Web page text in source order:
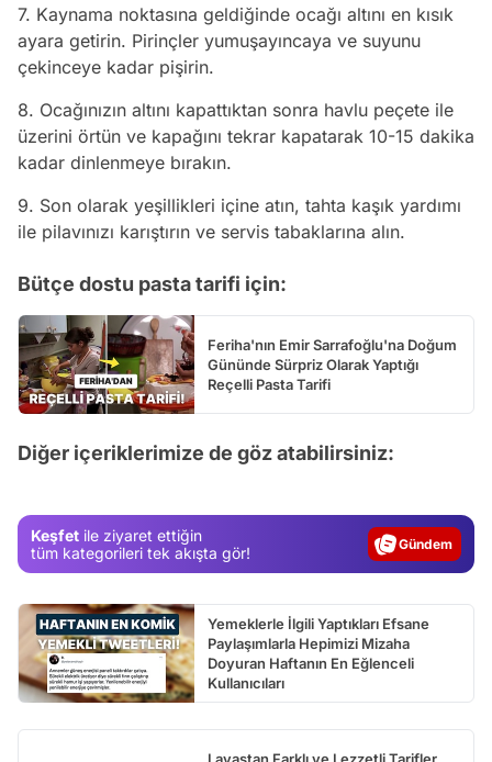
7. Kaynama noktasına geldiğinde ocağı altını en kısık
ayara getirin. Pirinçler yumuşayıncaya ve suyunu
çekinceye kadar pişirin.
8. Ocağınızın altını kapattıktan sonra havlu peçete ile
üzerini örtün ve kapağını tekrar kapatarak 10-15 dakika
kadar dinlenmeye bırakın.
9. Son olarak yeşillikleri içine atın, tahta kaşık yardımı
ile pilavınızı karıştırın ve servis tabaklarına alın.
Bütçe dostu pasta tarifi için:
Feriha'nın Emir Sarrafoğlu'na Doğum
Gününde Sürpriz Olarak Yaptığı
Reçelli Pasta Tarifi
Diğer içeriklerimize de göz atabilirsiniz:
Keşfet ile ziyaret ettiğin
tüm kategorileri tek akışta gör!
Gündem
Yemeklerle İlgili Yaptıkları Efsane
Paylaşımlarla Hepimizi Mizaha
Doyuran Haftanın En Eğlenceli
Kullanıcıları